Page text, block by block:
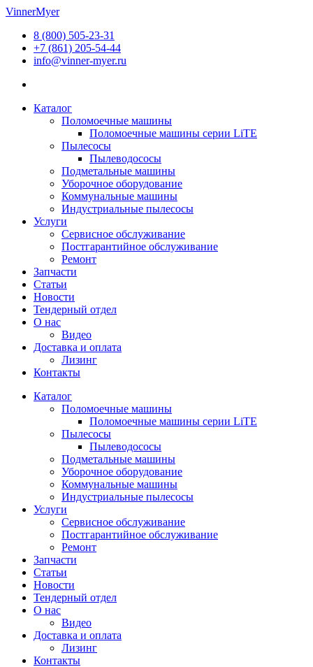
Перейти
содержимому
VinnerMyer
8 (800) 505-23-31
+7 (861) 205-54-44
info@vinner-myer.ru
Каталог
Поломоечные машины
Поломоечные машины серии LiTE
Пылесосы
Пылеводососы
Подметальные машины
Уборочное оборудование
Коммунальные машины
Индустриальные пылесосы
Услуги
Сервисное обслуживание
Постгарантийное обслуживание
Ремонт
Запчасти
Статьи
Новости
Тендерный отдел
О нас
Видео
Доставка и оплата
Лизинг
Контакты
Каталог
Поломоечные машины
Поломоечные машины серии LiTE
Пылесосы
Пылеводососы
Подметальные машины
Уборочное оборудование
Коммунальные машины
Индустриальные пылесосы
Услуги
Сервисное обслуживание
Постгарантийное обслуживание
Ремонт
Запчасти
Статьи
Новости
Тендерный отдел
О нас
Видео
Доставка и оплата
Лизинг
Контакты